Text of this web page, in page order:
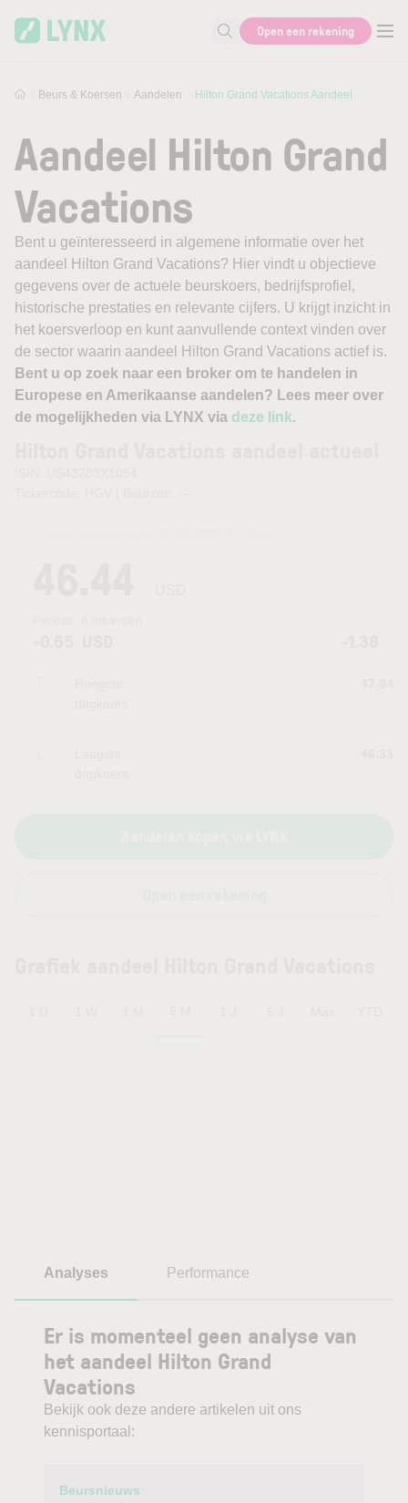
Zoek naar informatie
Open een rekening
Beurs & Koersen Aandelen Hilton Grand Vacations Aandeel
Aandeel Hilton Grand
Vacations
Bent u geïnteresseerd in algemene informatie over het
aandeel Hilton Grand Vacations? Hier vindt u objectieve
gegevens over de actuele beurskoers, bedrijfsprofiel,
historische prestaties en relevante cijfers. U krijgt inzicht in
het koersverloop en kunt aanvullende context vinden over
de sector waarin aandeel Hilton Grand Vacations actief is.
Bent u op zoek naar een broker om te handelen in
Europese en Amerikaanse aandelen? Lees meer over
de mogelijkheden via LYNX via deze link.
Analyses Performance
Er is momenteel geen analyse van
het aandeel Hilton Grand
Vacations
Bekijk ook deze andere artikelen uit ons
kennisportaal:
Category
Beursnieuws